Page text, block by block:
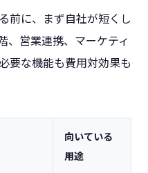
前に、まず自社が短くし
、営業連携、マーケティ
要な機能も費用対効果も
向いている
用途